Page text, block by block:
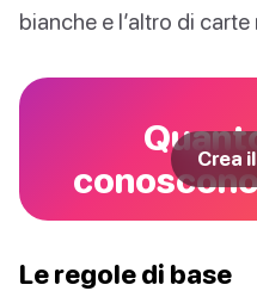
bianche e l’altro di carte
Crea
Le regole di base